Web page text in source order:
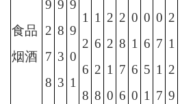
食品
烟酒
9
2
7
8
9
8
3
3
9
9
0
1
1
2
6
8
1
6
2
8
2
2
1
0
2
8
7
6
0
1
6
0
0
6
5
1
0
7
1
7
2
1
2
9